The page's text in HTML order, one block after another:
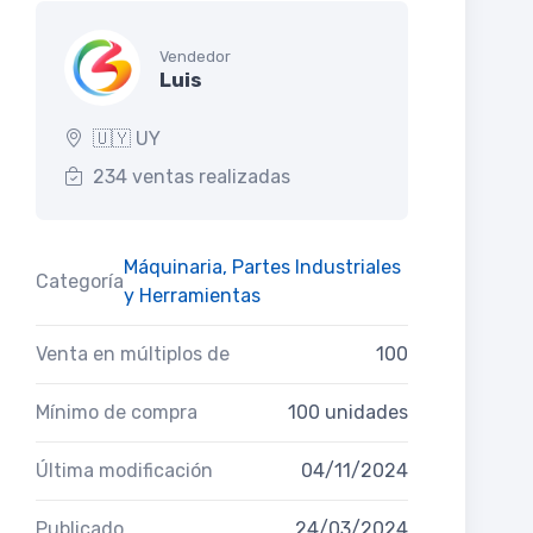
Vendedor
Luis
🇺🇾 UY
234 ventas realizadas
Categoría
Máquinaria, Partes Industriales
y Herramientas
Venta en múltiplos de 100
Mínimo de compra 100 unidades
Última modificación 04/11/2024